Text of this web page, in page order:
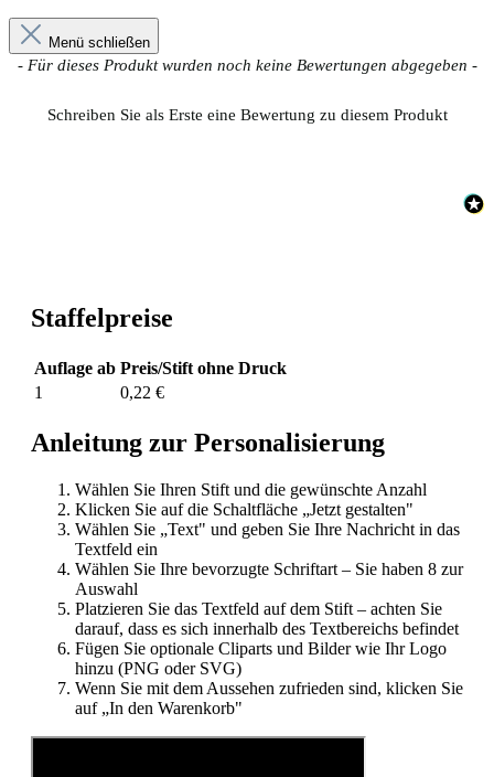
Menü schließen
- Für dieses Produkt wurden noch keine Bewertungen abgegeben -
Schreiben Sie als Erste eine Bewertung zu diesem Produkt
New content loaded
Staffelpreise
Auflage ab Preis/Stift ohne Druck
1
0,22 €
Anleitung zur Personalisierung
Wählen Sie Ihren Stift und die gewünschte Anzahl
Klicken Sie auf die Schaltfläche „Jetzt gestalten"
Wählen Sie „Text" und geben Sie Ihre Nachricht in das
Textfeld ein
Wählen Sie Ihre bevorzugte Schriftart – Sie haben 8 zur
Auswahl
Platzieren Sie das Textfeld auf dem Stift – achten Sie
darauf, dass es sich innerhalb des Textbereichs befindet
Fügen Sie optionale Cliparts und Bilder wie Ihr Logo
hinzu (PNG oder SVG)
Wenn Sie mit dem Aussehen zufrieden sind, klicken Sie
auf „In den Warenkorb"